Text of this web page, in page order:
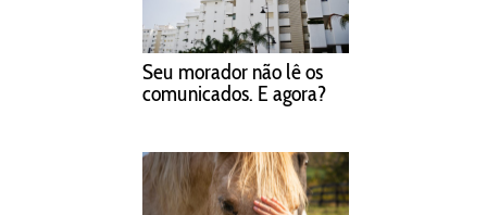
Seu morador não lê os
comunicados. E agora?